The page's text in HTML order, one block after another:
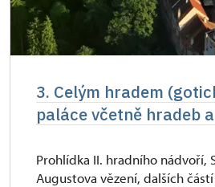
3. Celým hradem
paláce včetně hradeb
Prohlídka II. hradního nádvoří,
Augustova vězení, dalších